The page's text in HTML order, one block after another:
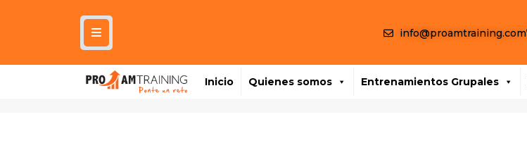
info@proamtraining.com
Inicio Quienes somos Entrenamientos Grupales